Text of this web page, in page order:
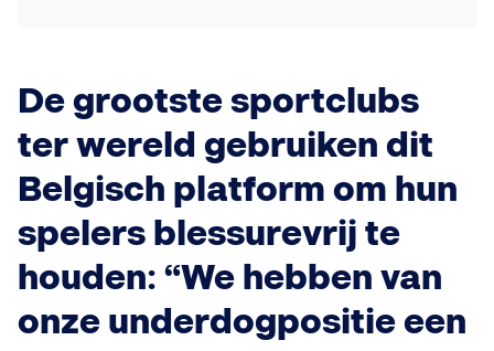
De grootste sportclubs
ter wereld gebruiken dit
Belgisch platform om hun
spelers blessurevrij te
houden: “We hebben van
onze underdogpositie een